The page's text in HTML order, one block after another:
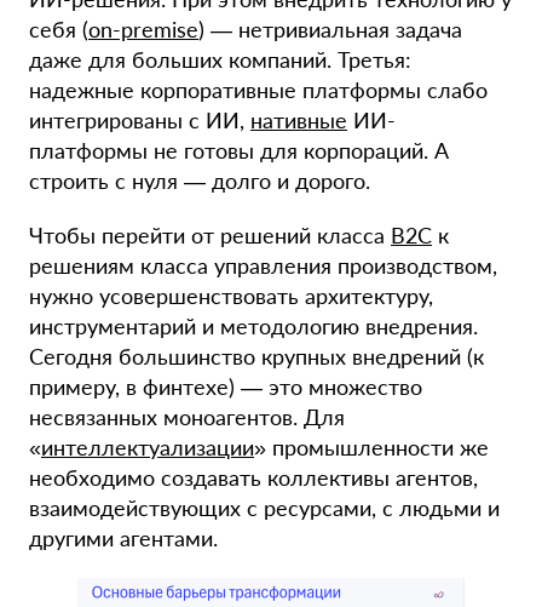
себя (on-premise) — нетривиальная задача
даже для больших компаний. Третья:
надежные корпоративные платформы слабо
интегрированы с ИИ, нативные ИИ-
платформы не готовы для корпораций. А
строить с нуля — долго и дорого.
Чтобы перейти от решений класса B2C к
решениям класса управления производством,
нужно усовершенствовать архитектуру,
инструментарий и методологию внедрения.
Сегодня большинство крупных внедрений (к
примеру, в финтехе) — это множество
несвязанных моноагентов. Для
«интеллектуализации» промышленности же
необходимо создавать коллективы агентов,
взаимодействующих с ресурсами, с людьми и
другими агентами.